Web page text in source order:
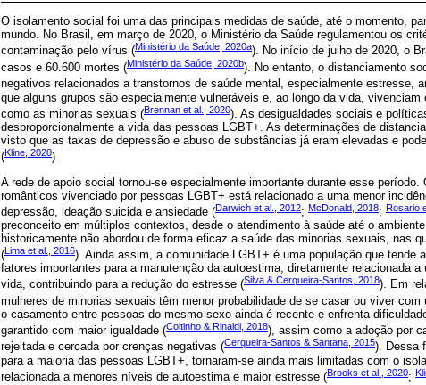
O isolamento social foi uma das principais medidas de saúde, até o momento,
mundo. No Brasil, em março de 2020, o Ministério da Saúde regulamentou os
contaminação pelo vírus (Ministério da Saúde, 2020a). No início de julho de 2020, o
casos e 60.600 mortes (Ministério da Saúde, 2020b). No entanto, o distanciamento
negativos relacionados a transtornos de saúde mental, especialmente estresse,
que alguns grupos são especialmente vulneráveis ​​e, ao longo da vida,
como as minorias sexuais (Brennan et al., 2020). As desigualdades sociais e
desproporcionalmente a vida das pessoas LGBT+. As determinações de
visto que as taxas de depressão e abuso de substâncias já eram elevadas e
(Kline, 2020).
A rede de apoio social tornou-se especialmente importante durante esse
românticos vivenciado por pessoas LGBT+ está relacionado a uma menor
depressão, ideação suicida e ansiedade (Darwich et al., 2012; McDonald, 2018; Rosario
preconceito em múltiplos contextos, desde o atendimento à saúde até o
historicamente não abordou de forma eficaz a saúde das minorias sexuais, nas
(Lima et al., 2016). Ainda assim, a comunidade LGBT+ é uma população que tende
fatores importantes para a manutenção da autoestima, diretamente relacionada
vida, contribuindo para a redução do estresse (Silva & Cerqueira-Santos, 2018). Em
mulheres de minorias sexuais têm menor probabilidade de se casar ou viver com
o casamento entre pessoas do mesmo sexo ainda é recente e enfrenta
garantido com maior igualdade (Coitinho & Rinaldi, 2018), assim como a adoção por
rejeitada e cercada por crenças negativas (Cerqueira-Santos & Santana, 2015). Dessa
para a maioria das pessoas LGBT+, tornaram-se ainda mais limitadas com o
relacionada a menores níveis de autoestima e maior estresse (Brooks et al., 2020;